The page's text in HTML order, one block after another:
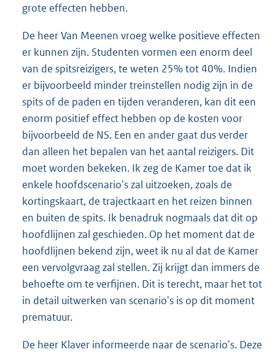
grote effecten hebben.
De heer Van Meenen vroeg welke positieve effecten
er kunnen zijn. Studenten vormen een enorm deel
van de spitsreizigers, te weten 25% tot 40%. Indien
er bijvoorbeeld minder treinstellen nodig zijn in de
spits of de paden en tijden veranderen, kan dit een
enorm positief effect hebben op de kosten voor
bijvoorbeeld de NS. Een en ander gaat dus verder
dan alleen het bepalen van het aantal reizigers. Dit
moet worden bekeken. Ik zeg de Kamer toe dat ik
enkele hoofdscenario's zal uitzoeken, zoals de
kortingskaart, de trajectkaart en het reizen binnen
en buiten de spits. Ik benadruk nogmaals dat dit op
hoofdlijnen zal geschieden. Op het moment dat de
hoofdlijnen bekend zijn, weet ik nu al dat de Kamer
een vervolgvraag zal stellen. Zij krijgt dan immers de
behoefte om te verfijnen. Dit is terecht, maar het tot
in detail uitwerken van scenario's is op dit moment
prematuur.
De heer Klaver informeerde naar de scenario's. Deze